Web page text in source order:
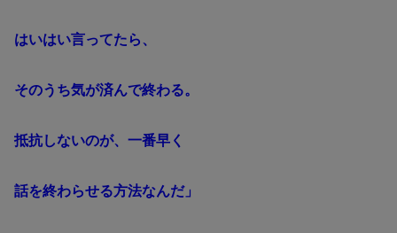
はいはい言ってたら、
そのうち気が済んで終わる。
抵抗しないのが、一番早く
話を終わらせる方法なんだ」